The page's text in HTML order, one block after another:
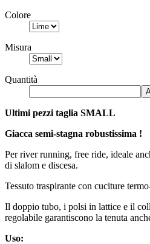
Colore
Misura
Quantità
Ultimi pezzi taglia SMALL
Giacca semi-stagna robustissima !
Per river running, free ride, ideale
di slalom e discesa.
Tessuto traspirante con cuciture
Il doppio tubo, i polsi in lattice e il
regolabile garantiscono la tenuta
Uso: